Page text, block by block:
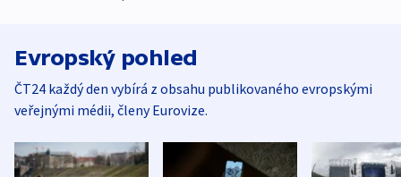
Evropský pohled
ČT24 každý den vybírá z obsahu publikovaného evropskými
veřejnými médii, členy Eurovize.